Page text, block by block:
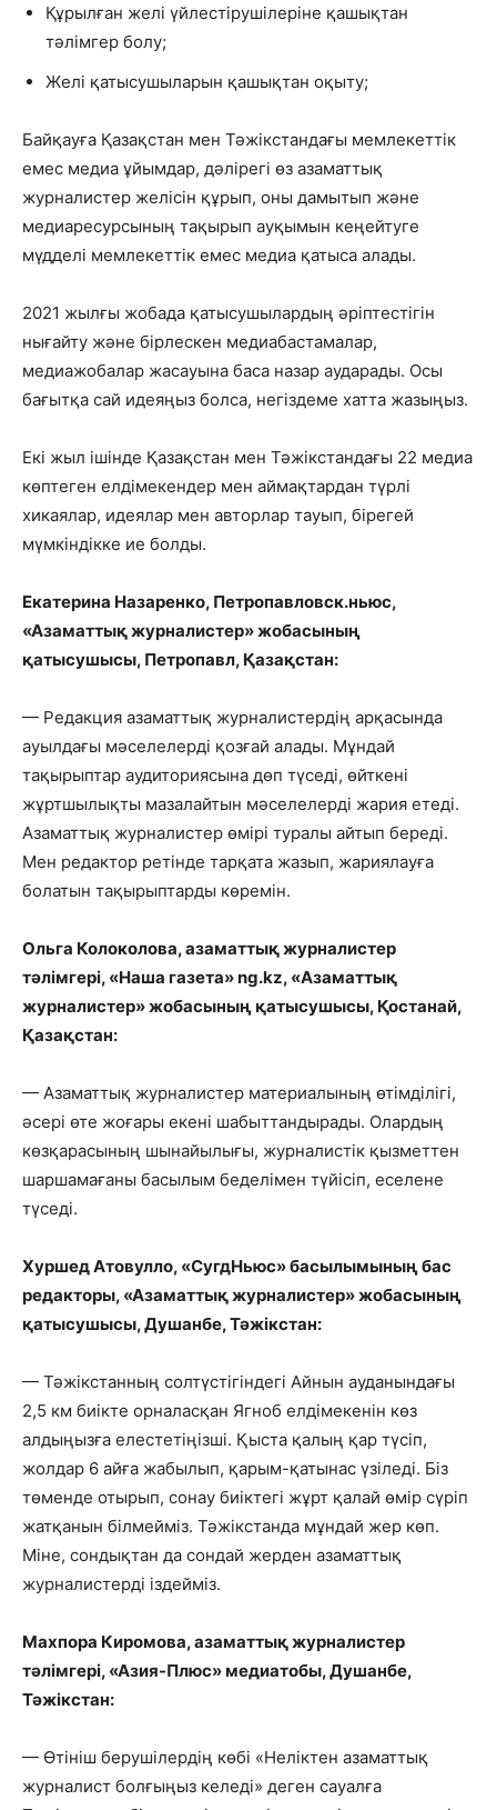
Құрылған желі үйлестірушілеріне қашықтан
тәлімгер болу;
Желі қатысушыларын қашықтан оқыту;
Байқауға Қазақстан мен Тәжікстандағы мемлекеттік
емес медиа ұйымдар, дәлірегі өз азаматтық
журналистер желісін құрып, оны дамытып және
медиаресурсының тақырып ауқымын кеңейтуге
мүдделі мемлекеттік емес медиа қатыса алады.
2021 жылғы жобада қатысушылардың әріптестігін
нығайту және бірлескен медиабастамалар,
медиажобалар жасауына баса назар аударады. Осы
бағытқа сай идеяңыз болса, негіздеме хатта жазыңыз.
Екі жыл ішінде Қазақстан мен Тәжікстандағы 22 медиа
көптеген елдімекендер мен аймақтардан түрлі
хикаялар, идеялар мен авторлар тауып, бірегей
мүмкіндікке ие болды.
Екатерина Назаренко, Петропавловск.ньюс,
«Азаматтық журналистер» жобасының
қатысушысы, Петропавл, Қазақстан:
— Редакция азаматтық журналистердің арқасында
ауылдағы мәселелерді қозғай алады. Мұндай
тақырыптар аудиториясына дөп түседі, өйткені
жұртшылықты мазалайтын мәселелерді жария етеді.
Азаматтық журналистер өмірі туралы айтып береді.
Мен редактор ретінде тарқата жазып, жариялауға
болатын тақырыптарды көремін.
Ольга Колоколова, азаматтық журналистер
тәлімгері, «Наша газета» ng.kz, «Азаматтық
журналистер» жобасының қатысушысы, Қостанай,
Қазақстан:
— Азаматтық журналистер материалының өтімділігі,
әсері өте жоғары екені шабыттандырады. Олардың
көзқарасының шынайылығы, журналистік қызметтен
шаршамағаны басылым беделімен түйісіп, еселене
түседі.
Хуршед Атовулло, «СугдНьюс» басылымының бас
редакторы, «Азаматтық журналистер» жобасының
қатысушысы, Душанбе, Тәжікстан:
— Тәжікстанның солтүстігіндегі Айнын ауданындағы
2,5 км биікте орналасқан Ягноб елдімекенін көз
алдыңызға елестетіңізші. Қыста қалың қар түсіп,
жолдар 6 айға жабылып, қарым-қатынас үзіледі. Біз
төменде отырып, сонау биіктегі жұрт қалай өмір сүріп
жатқанын білмейміз. Тәжікстанда мұндай жер көп.
Міне, сондықтан да сондай жерден азаматтық
журналистерді іздейміз.
Махпора Киромова, азаматтық журналистер
тәлімгері, «Азия-Плюс» медиатобы, Душанбе,
Тәжікстан:
— Өтініш берушілердің көбі «Неліктен азаматтық
журналист болғыңыз келеді» деген сауалға